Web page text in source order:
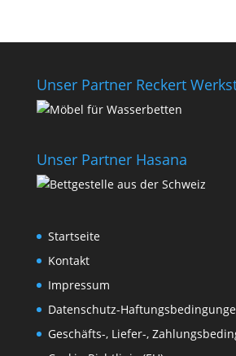
Unser Partner Reckert
Unser Partner Hasana
Startseite
Kontakt
Impressum
Datenschutz-
Geschäfts-, Liefer-,